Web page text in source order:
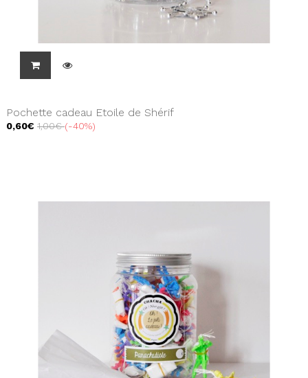
Pochette cadeau Etoile de Shérif
0,60€ 1,00€ -40%